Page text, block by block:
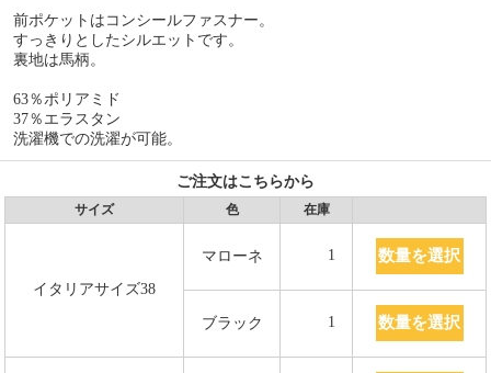
前ポケットはコンシールファスナー。
すっきりとしたシルエットです。
裏地は馬柄。
63％ポリアミド
37％エラスタン
洗濯機での洗濯が可能。
ご注文はこちらから
サイズ 色 在庫
イタリアサイズ38
マローネ 1 数量を選択
ブラック 1 数量を選択